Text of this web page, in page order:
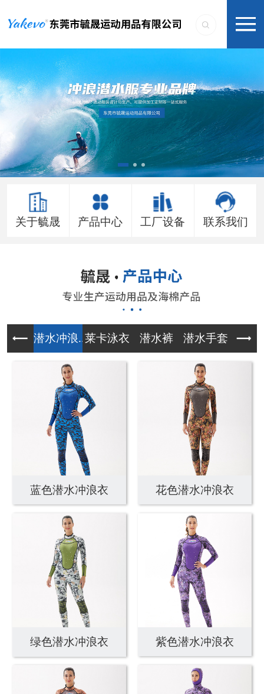
关于毓晟 产品中心 工厂设备 联系我们
潜水冲浪...莱卡泳衣 潜水裤 潜水手套 午餐
蓝色潜水冲浪衣 花色潜水冲浪衣
绿色潜水冲浪衣 紫色潜水冲浪衣